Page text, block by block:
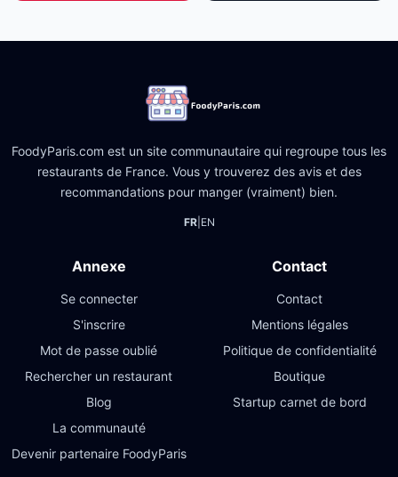
FoodyParis.com est un site communautaire qui regroupe tous les
restaurants de France. Vous y trouverez des avis et des
recommandations pour manger (vraiment) bien.
FR| EN
Annexe
Se connecter
S'inscrire
Mot de passe oublié
Rechercher un restaurant
Blog
La communauté
Devenir partenaire FoodyParis
Contact
Contact
Mentions légales
Politique de confidentialité
Boutique
Startup carnet de bord